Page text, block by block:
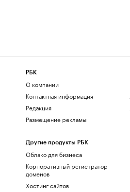
РБК
О компании
Контактная информация
Редакция
Размещение рекламы
Другие продукты РБК
Облако для бизнеса
Корпоративный регистратор
доменов
Хостинг сайтов